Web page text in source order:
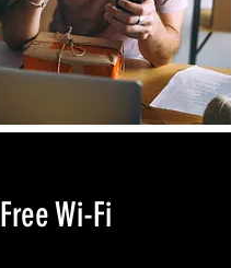
Free Wi-Fi